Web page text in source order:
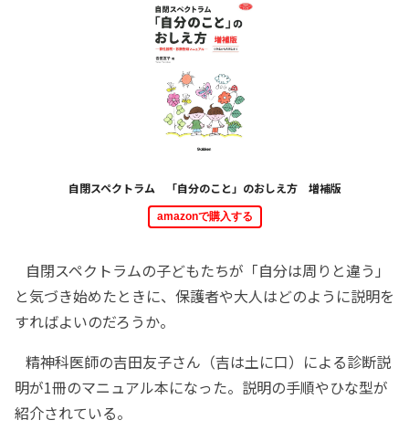
自閉スペクトラム 「自分のこと」のおしえ方 増補版
amazonで購入する
自閉スペクトラムの子どもたちが「自分は周りと違う」
と気づき始めたときに、保護者や大人はどのように説明を
すればよいのだろうか。
精神科医師の吉田友子さん（吉は土に口）による診断説
明が1冊のマニュアル本になった。説明の手順やひな型が
紹介されている。